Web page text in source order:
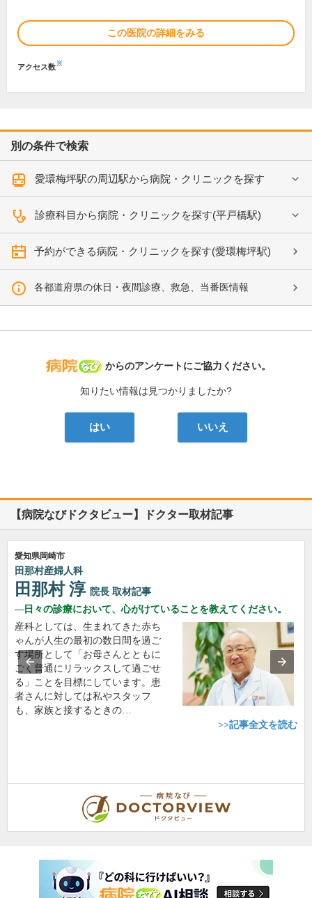
この医院の詳細をみる
アクセス数※
別の条件で検索
愛環梅坪駅の周辺駅から病院・クリニックを探す
診療科目から病院・クリニックを探す(平戸橋駅)
予約ができる病院・クリニックを探す(愛環梅坪駅)
各都道府県の休日・夜間診療、救急、当番医情報
病院なび
からのアンケートにご協力ください。
知りたい情報は見つかりましたか?
はい いいえ
【病院なびドクタビュー】ドクター取材記事
愛知県岡崎市
田那村産婦人科
田那村 淳 院長 取材記事
日々の診療において、心がけていることを教えてください。
産科としては、生まれてきた赤ち
ゃんが人生の最初の数日間を過ご
す場所として「お母さんとともに
ごく普通にリラックスして過ごせ
る」ことを目標にしています。患
者さんに対しては私やスタッフ
も、家族と接するときの…
>>記事全文を読む